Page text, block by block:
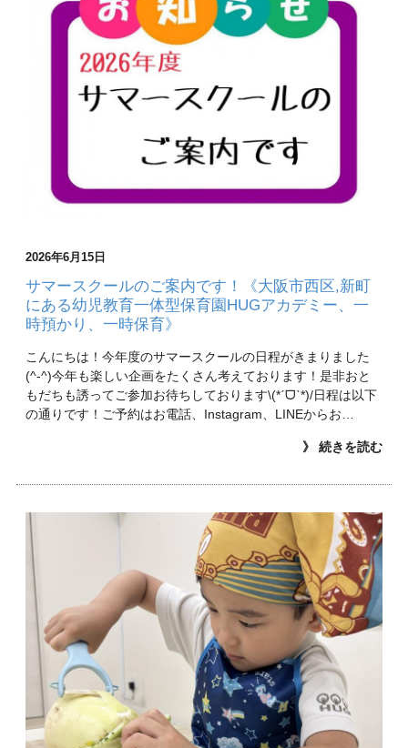
2026年6月15日
サマースクールのご案内です！《大阪市西区,新町
にある幼児教育一体型保育園HUGアカデミー、一
時預かり、一時保育》
こんにちは！今年度のサマースクールの日程がきまりました
(^-^)今年も楽しい企画をたくさん考えております！是非おと
もだちも誘ってご参加お待ちしております\(*ˊᗜˋ*)/日程は以下
の通りです！ご予約はお電話、Instagram、LINEからお…
》 続きを読む